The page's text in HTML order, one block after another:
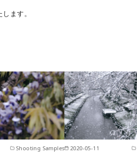
ます。
Shooting Samples 2020-05-11